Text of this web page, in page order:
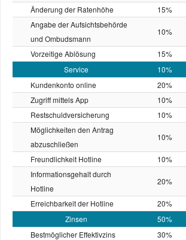
Änderung der Ratenhöhe
15%
Angabe der Aufsichtsbehörde
und Ombudsmann
10%
Vorzeitige Ablösung 15%
Service
10%
Kundenkonto online
20%
Zugriff mittels App
10%
Restschuld­versicherung
10%
Möglichkeiten den Antrag
abzuschließen
10%
Freundlichkeit Hotline 10%
Informationsgehalt durch
Hotline
20%
Erreichbarkeit der Hotline 20%
Zinsen
50%
Bestmöglicher Effektivzins
30%